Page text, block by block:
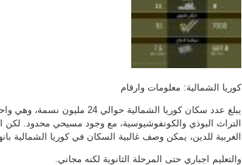
كوريا الشمالية: معلومات وارقام
يبلغ عدد سكان كوريا الشمالية
التراث البوذي والكونفوشيوسية، مع وجود مسيحي محدود. لكن
الغربية للدين، يمكن وصف غالبية السكان في كوريا الشمالية
والتعليم اجباري حتى المرحلة الثانوية لكنه مجاني.